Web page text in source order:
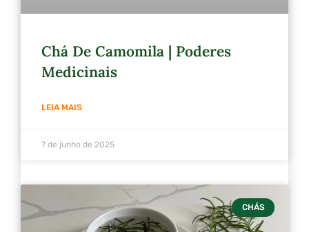
Chá De Camomila | Poderes
Medicinais
LEIA MAIS
7 de junho de 2025
CHÁS